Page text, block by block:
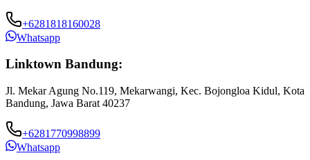
+6281818160028
Whatsapp
Linktown Bandung:
Jl. Mekar Agung No.119, Mekarwangi, Kec. Bojongloa Kidul, Kota
Bandung, Jawa Barat 40237
+6281770998899
Whatsapp